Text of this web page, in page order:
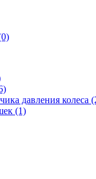
давления колеса
(1)